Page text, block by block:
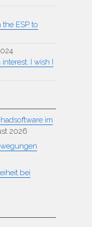
ESP to
I wish I
im
2026
bei